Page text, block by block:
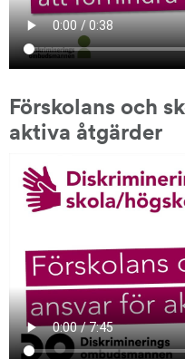
Förskolans och
aktiva åtgärder